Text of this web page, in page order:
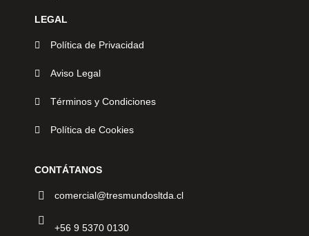
LEGAL
Política de Privacidad
Aviso Legal
Términos y Condiciones
Política de Cookies
CONTÁTANOS
comercial@tresmundosltda.cl
+56 9 5370 0130